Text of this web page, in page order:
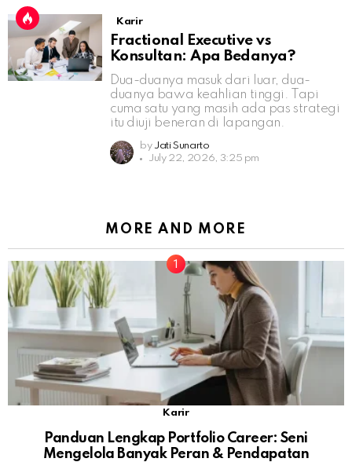
Karir
Fractional Executive vs
Konsultan: Apa Bedanya?
Dua-duanya masuk dari luar, dua-
duanya bawa keahlian tinggi. Tapi
cuma satu yang masih ada pas strategi
itu diuji beneran di lapangan.
by Jati Sunarto
July 22, 2026, 3:25 pm
MORE AND MORE
Karir
Panduan Lengkap Portfolio Career: Seni
Mengelola Banyak Peran & Pendapatan